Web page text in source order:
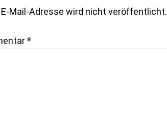
E-Mail-Adresse wird nicht veröffentlicht.
*